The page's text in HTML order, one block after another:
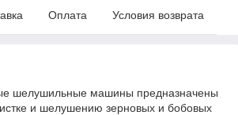
Оплата Условия возврата
шелушильные машины предназначены
и шелушению зерновых и бобовых